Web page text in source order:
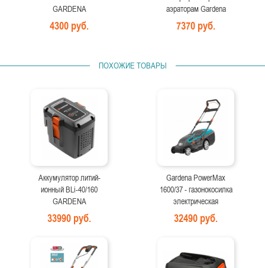
GARDENA
4300 руб.
аэраторам Gardena
7370 руб.
ПОХОЖИЕ ТОВАРЫ
Аккумулятор литий-
ионный BLi-40/160
GARDENA
33990 руб.
Gardena PowerMax
1600/37 - газонокосилка
электрическая
32490 руб.